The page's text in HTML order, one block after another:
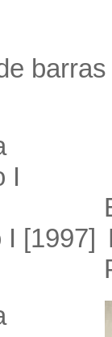
barras
I [1997]